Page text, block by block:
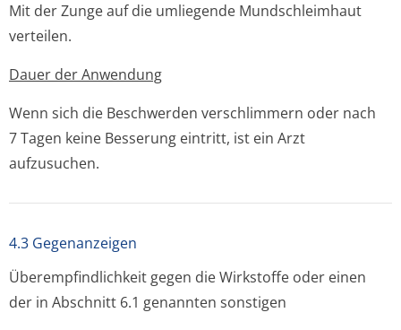
Mit der Zunge auf die umliegende Mundschleimhaut
verteilen.
Dauer der Anwendung
Wenn sich die Beschwerden verschlimmern oder nach
7 Tagen keine Besserung eintritt, ist ein Arzt
aufzusuchen.
4.3 Gegenanzeigen
Überempfindlichkeit gegen die Wirkstoffe oder einen
der in Abschnitt 6.1 genannten sonstigen